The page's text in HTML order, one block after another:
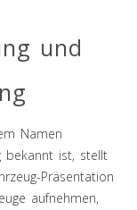
und
Namen
bekannt ist, stellt
Präsentation
aufnehmen,